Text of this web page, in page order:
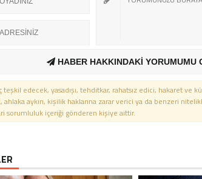
HABER HAKKINDAKİ YORUMUMU
teşkil edecek, yasadışı, tehditkar, rahatsız edici, hakaret ve
ahlaka aykırı, kişilik haklarına zarar verici ya da benzeri
sorumluluk içeriği gönderen kişiye aittir.